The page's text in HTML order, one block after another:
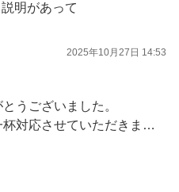
明があって
2025年10月27日 14:53
うございました。
きますので、遠慮なくご用命ください！
お待ちしております。